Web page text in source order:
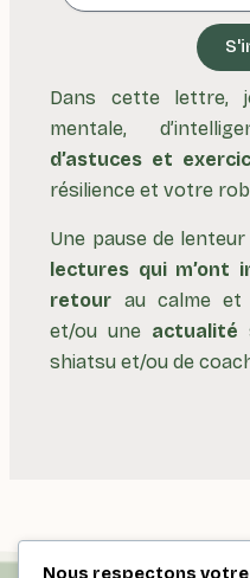
Dans cette lettre,
mentale,
d’astuces et
résilience et votre
Une pause de lenteur
lectures qui m’ont
retour au calme et
et/ou une actualité
shiatsu et/ou de
Nous respectons